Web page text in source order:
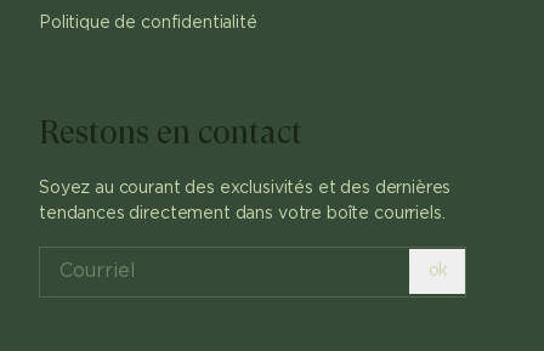
Politique de confidentialité
Restons en contact
Soyez au courant des exclusivités et des dernières
tendances directement dans votre boîte courriels.
ok